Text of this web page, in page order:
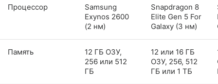
Процессор
Samsung
Exynos 2600
(2 нм)
Snapdragon 8
Elite Gen 5 For
Galaxy (3 нм)
Память
12 ГБ ОЗУ,
256 или 512
ГБ
12 или 16 ГБ
ОЗУ, 256, 512
ГБ или 1 ТБ